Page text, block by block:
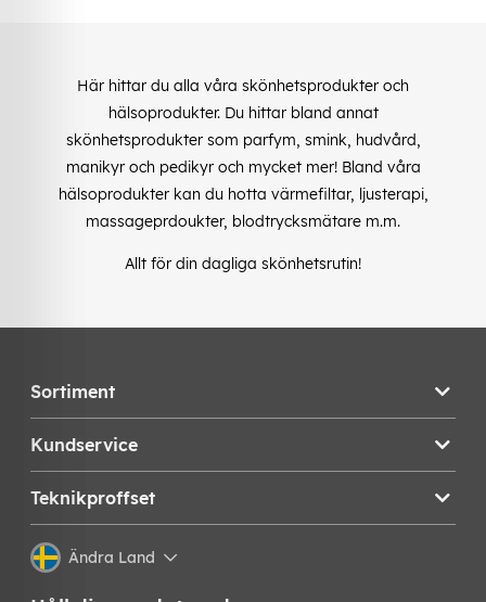
Här hittar du alla våra skönhetsprodukter och
hälsoprodukter. Du hittar bland annat
skönhetsprodukter som parfym, smink, hudvård,
manikyr och pedikyr och mycket mer! Bland våra
hälsoprodukter kan du hotta värmefiltar, ljusterapi,
massageprdoukter, blodtrycksmätare m.m.
Allt för din dagliga skönhetsrutin!
Sortiment
Kundservice
Teknikproffset
Ändra Land